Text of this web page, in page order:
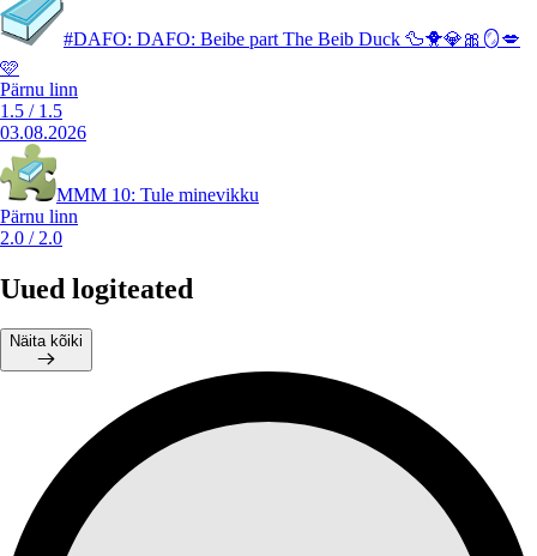
#DAFO: DAFO: Beibe part The Beib Duck 🦆🐥💎🎀🪞💋
🩷
Pärnu linn
1.5 / 1.5
03.08.2026
MMM 10: Tule minevikku
Pärnu linn
2.0 / 2.0
Uued logiteated
Näita kõiki